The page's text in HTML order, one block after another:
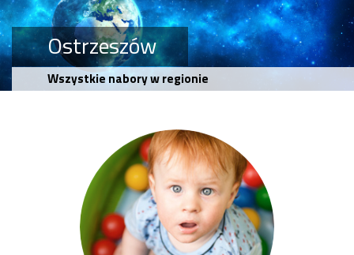
Ostrzeszów
Wszystkie nabory w regionie